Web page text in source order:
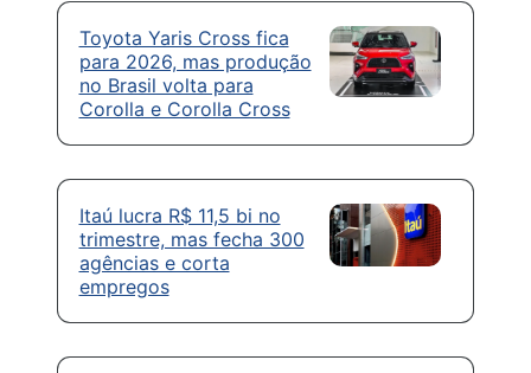
Toyota Yaris Cross fica
para 2026, mas produção
no Brasil volta para
Corolla e Corolla Cross
Itaú lucra R$ 11,5 bi no
trimestre, mas fecha 300
agências e corta
empregos